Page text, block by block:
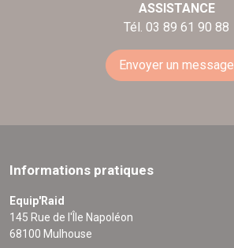
ASSISTANCE
Tél. 03 89 61 90 88
Envoyer un message
Informations pratiques
Equip'Raid
145 Rue de l'Île Napoléon
68100 Mulhouse